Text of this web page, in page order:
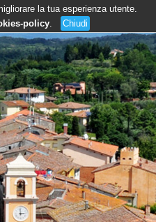
la tua esperienza utente.
policy. Chiudi